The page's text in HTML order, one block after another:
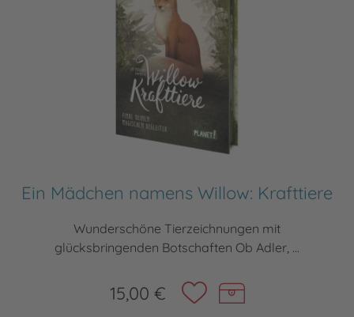
Ein Mädchen namens Willow: Krafttiere
Wunderschöne Tierzeichnungen mit
glücksbringenden Botschaften Ob Adler, ...
15,00 €